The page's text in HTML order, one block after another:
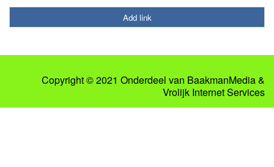
Add link
Copyright © 2021 Onderdeel van BaakmanMedia&
Vrolijk Internet Services